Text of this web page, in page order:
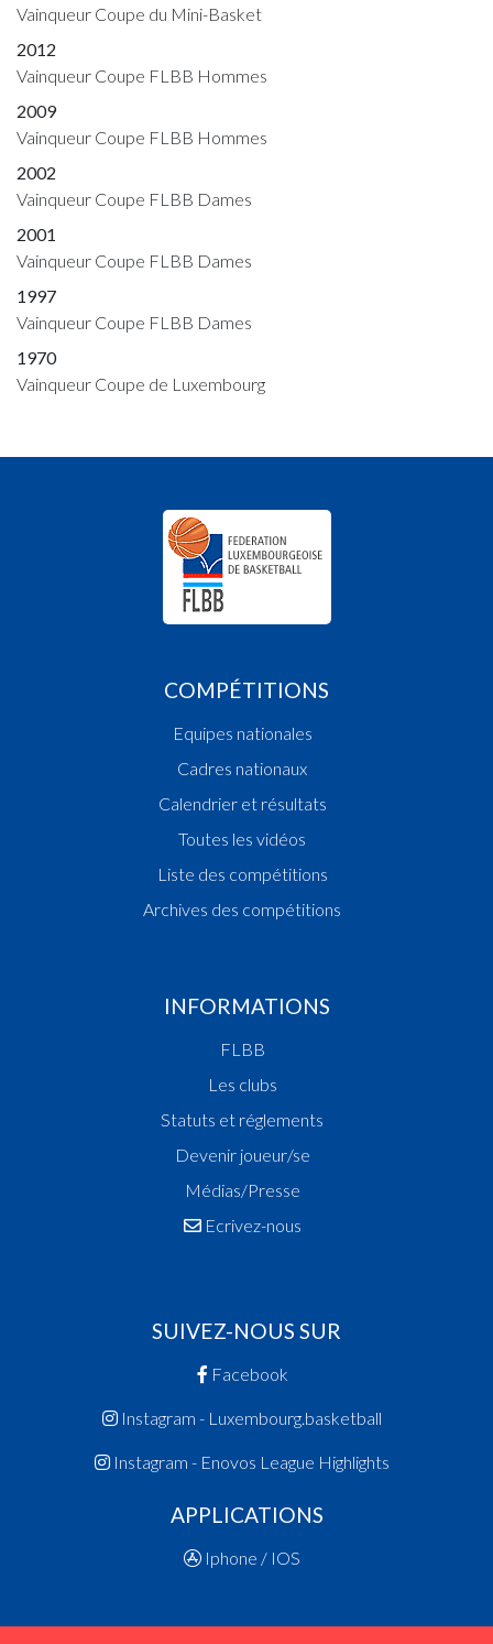
Vainqueur Coupe du Mini-Basket
2012
Vainqueur Coupe FLBB Hommes
2009
Vainqueur Coupe FLBB Hommes
2002
Vainqueur Coupe FLBB Dames
2001
Vainqueur Coupe FLBB Dames
1997
Vainqueur Coupe FLBB Dames
1970
Vainqueur Coupe de Luxembourg
COMPÉTITIONS
Equipes nationales
Cadres nationaux
Calendrier et résultats
Toutes les vidéos
Liste des compétitions
Archives des compétitions
INFORMATIONS
FLBB
Les clubs
Statuts et réglements
Devenir joueur/se
Médias/Presse
Ecrivez-nous
SUIVEZ-NOUS SUR
Facebook
Instagram - Luxembourg.basketball
Instagram - Enovos League Highlights
APPLICATIONS
Iphone / IOS